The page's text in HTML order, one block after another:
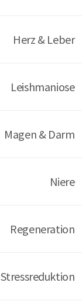
Herz & Leber
Leishmaniose
Magen & Darm
Niere
Regeneration
Stressreduktion